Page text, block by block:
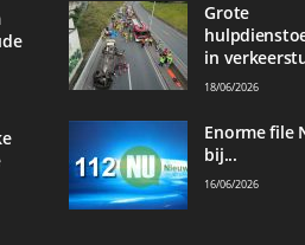
Grote
in
18/06/2026
Enorme file
bij...
16/06/2026